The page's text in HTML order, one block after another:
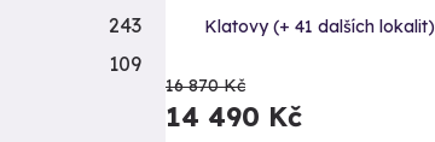
Klatovy (+ 41 dalších lokalit)
16 870 Kč
14 490 Kč
243
109